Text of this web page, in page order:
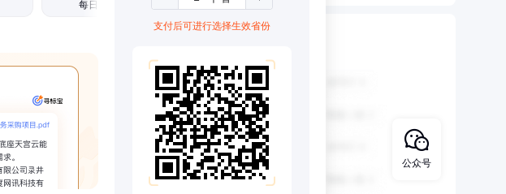
每日仅1.08元
支付后可进行选择生效省份
公众号